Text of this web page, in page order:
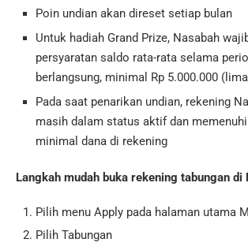
Poin undian akan direset setiap bulan
Untuk hadiah Grand Prize, Nasabah
persyaratan saldo rata-rata selama
berlangsung, minimal Rp 5.000.000
Pada saat penarikan undian, rekening
masih dalam status aktif dan
minimal dana di rekening
Langkah mudah buka rekening tabungan di
Pilih menu Apply pada halaman utama
Pilih Tabungan